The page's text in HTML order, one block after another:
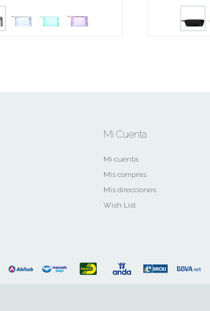
Mi Cuenta
Mi cuenta
Mis compras
Mis direcciones
Wish List